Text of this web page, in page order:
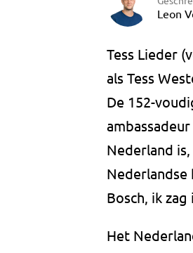
Leon
Tess Lieder
als Tess
De 152-
Nederland
Nederlandse
Bosch, ik
Het